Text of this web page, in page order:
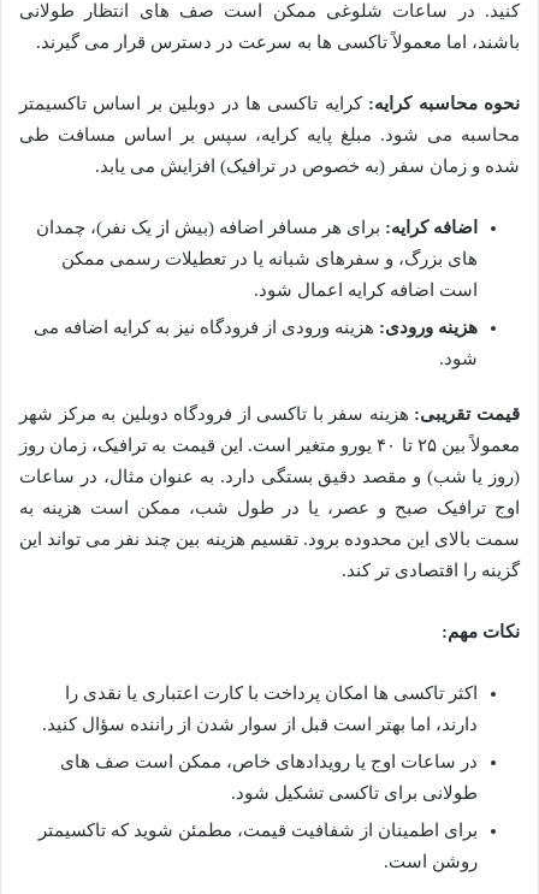
کنید. در ساعات شلوغی ممکن است صف های انتظار طولانی
باشند، اما معمولاً تاکسی ها به سرعت در دسترس قرار می گیرند.
نحوه محاسبه کرایه: کرایه تاکسی ها در دوبلین بر اساس تاکسیمتر
محاسبه می شود. مبلغ پایه کرایه، سپس بر اساس مسافت طی
شده و زمان سفر (به خصوص در ترافیک) افزایش می یابد.
اضافه کرایه: برای هر مسافر اضافه (بیش از یک نفر)، چمدان
های بزرگ، و سفرهای شبانه یا در تعطیلات رسمی ممکن
است اضافه کرایه اعمال شود.
هزینه ورودی: هزینه ورودی از فرودگاه نیز به کرایه اضافه می
شود.
قیمت تقریبی: هزینه سفر با تاکسی از فرودگاه دوبلین به مرکز شهر
معمولاً بین ۲۵ تا ۴۰ یورو متغیر است. این قیمت به ترافیک، زمان روز
(روز یا شب) و مقصد دقیق بستگی دارد. به عنوان مثال، در ساعات
اوج ترافیک صبح و عصر، یا در طول شب، ممکن است هزینه به
سمت بالای این محدوده برود. تقسیم هزینه بین چند نفر می تواند این
گزینه را اقتصادی تر کند.
نکات مهم:
اکثر تاکسی ها امکان پرداخت با کارت اعتباری یا نقدی را
دارند، اما بهتر است قبل از سوار شدن از راننده سؤال کنید.
در ساعات اوج یا رویدادهای خاص، ممکن است صف های
طولانی برای تاکسی تشکیل شود.
برای اطمینان از شفافیت قیمت، مطمئن شوید که تاکسیمتر
روشن است.